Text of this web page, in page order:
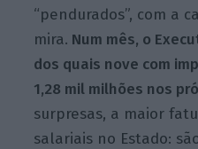
“pendurados”, com a
mira. Num mês, o
dos quais nove com
1,28 mil milhões nos
surpresas, a maior
salariais no Estado: